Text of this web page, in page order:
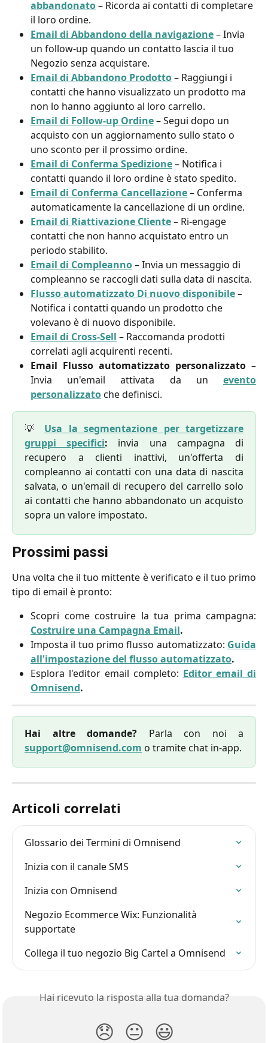
abbandonato – Ricorda ai contatti di completare
il loro ordine.
Email di Abbandono della navigazione – Invia
un follow-up quando un contatto lascia il tuo
Negozio senza acquistare.
Email di Abbandono Prodotto – Raggiungi i
contatti che hanno visualizzato un prodotto ma
non lo hanno aggiunto al loro carrello.
Email di Follow-up Ordine – Segui dopo un
acquisto con un aggiornamento sullo stato o
uno sconto per il prossimo ordine.
Email di Conferma Spedizione – Notifica i
contatti quando il loro ordine è stato spedito.
Email di Conferma Cancellazione – Conferma
automaticamente la cancellazione di un ordine.
Email di Riattivazione Cliente – Ri-engage
contatti che non hanno acquistato entro un
periodo stabilito.
Email di Compleanno – Invia un messaggio di
compleanno se raccogli dati sulla data di nascita.
Flusso automatizzato Di nuovo disponibile –
Notifica i contatti quando un prodotto che
volevano è di nuovo disponibile.
Email di Cross-Sell – Raccomanda prodotti
correlati agli acquirenti recenti.
Email Flusso automatizzato personalizzato –
Invia un'email attivata da un evento
personalizzatoche definisci.
💡 Usa la segmentazione per targetizzare
gruppi specifici: invia una campagna di
recupero a clienti inattivi, un'offerta di
compleanno ai contatti con una data di nascita
salvata, o un'email di recupero del carrello solo
ai contatti che hanno abbandonato un acquisto
sopra un valore impostato.
Prossimi passi
Una volta che il tuo mittente è verificato e il tuo primo
tipo di email è pronto:
Scopri come costruire la tua prima campagna:
Costruire una Campagna Email.
Imposta il tuo primo flusso automatizzato: Guida
all'impostazione del flusso automatizzato.
Esplora l'editor email completo: Editor email di
Omnisend.
Hai altre domande? Parla con noi a
support@omnisend.com o tramite chat in-app.
Articoli correlati
Glossario dei Termini di Omnisend
Inizia con il canale SMS
Inizia con Omnisend
Negozio Ecommerce Wix: Funzionalità
supportate
Collega il tuo negozio Big Cartel a Omnisend
Hai ricevuto la risposta alla tua domanda?
😞 😐 😃